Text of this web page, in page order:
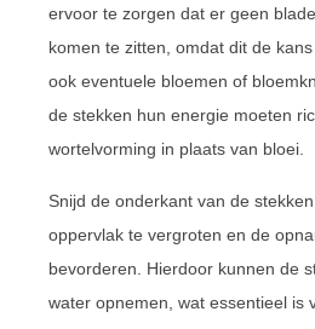
ervoor te zorgen dat er geen
komen te zitten, omdat dit de
ook eventuele bloemen of
de stekken hun energie moeten
wortelvorming in plaats van bloei.
Snijd de onderkant van de
oppervlak te vergroten en de
bevorderen. Hierdoor kunnen de
water opnemen, wat essentieel is